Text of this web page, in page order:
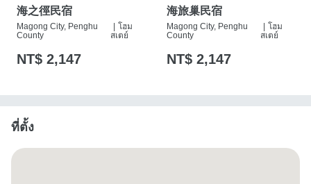
海之徑民宿
Magong City, Penghu
County
โฮม
สเตย์
NT$ 2,147
海旅巢民宿
Magong City, Penghu
County
โฮม
สเตย์
NT$ 2,147
ที่ตั้ง